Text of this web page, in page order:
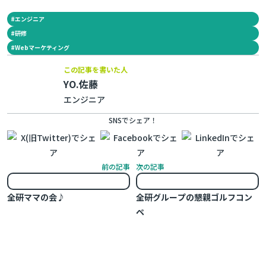
#エンジニア
#研修
#Webマーケティング
この記事を書いた人
YO.佐藤
エンジニア
SNSでシェア！
前の記事
全研ママの会♪
次の記事
全研グループの懇親ゴルフコン
ペ